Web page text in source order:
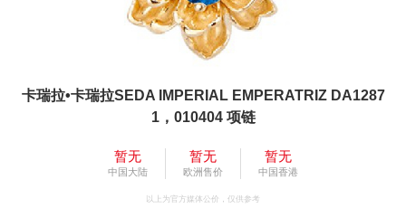
卡瑞拉•卡瑞拉SEDA IMPERIAL EMPERATRIZ DA1287
1，010404 项链
暂无
中国大陆
暂无
欧洲售价
暂无
中国香港
以上为官方媒体公价，仅供参考